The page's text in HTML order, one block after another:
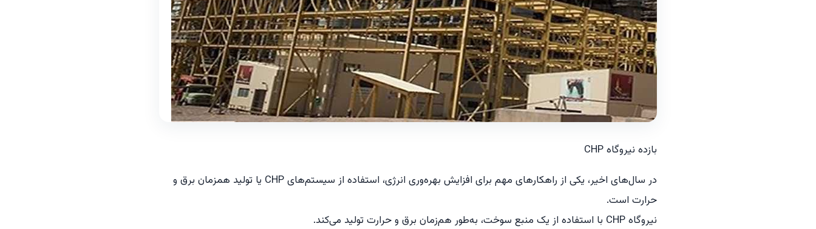
بازده نیروگاه CHP
در سال‌های اخیر، یکی از راهکارهای مهم برای افزایش بهره‌وری انرژی، استفاده از سیستم‌های CHP یا تولید همزمان برق و
حرارت است.
نیروگاه CHP با استفاده از یک منبع سوخت، به‌طور هم‌زمان برق و حرارت تولید می‌کند.